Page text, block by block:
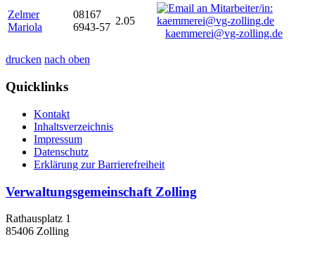
Zelmer
Mariola
08167
6943-57
2.05
kaemmerei@vg-zolling.de
drucken nach oben
Quicklinks
Kontakt
Inhaltsverzeichnis
Impressum
Datenschutz
Erklärung zur Barrierefreiheit
Verwaltungsgemeinschaft Zolling
Rathausplatz 1
85406 Zolling